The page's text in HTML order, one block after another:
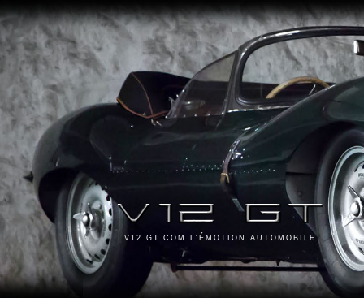
V12 GT.COM L'ÉMOTION AUTOMOBILE